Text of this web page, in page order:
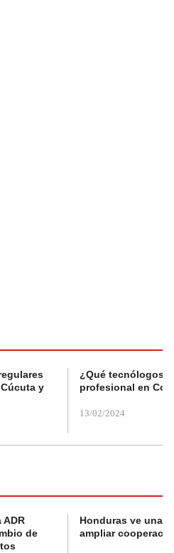
y
¿Qué tecnólogos
profesional en
13/02/2024
de
Honduras ve una
ampliar